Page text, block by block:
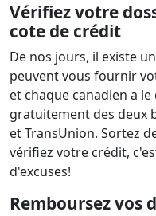
Vérifiez votre
cote de crédit
De nos jours, il existe
peuvent vous fournir
et chaque canadien a
gratuitement des deux
et TransUnion. Sortez
vérifiez votre crédit,
d'excuses!
Remboursez vos